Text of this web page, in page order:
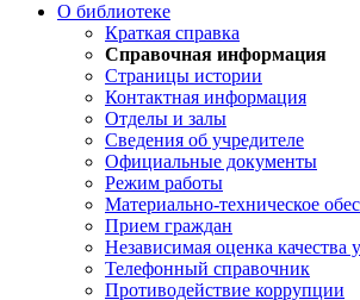
О библиотеке
Краткая справка
Справочная информация
Страницы истории
Контактная информация
Отделы и залы
Сведения об учредителе
Официальные документы
Режим работы
Материально-техническое
Прием граждан
Независимая оценка качества
Телефонный справочник
Противодействие коррупции